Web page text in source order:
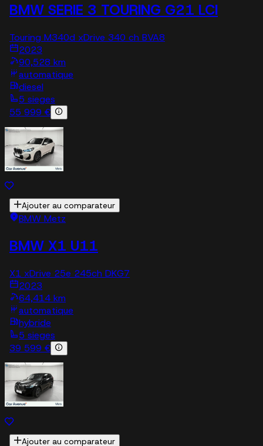
BMW SERIE 3 TOURING G21 LCI
Touring M340d xDrive 340 ch BVA8
2023
90,528 km
automatique
diesel
5 sieges
55 999 €
Ajouter au comparateur
BMW Metz
BMW X1 U11
X1 xDrive 25e 245ch DKG7
2023
64,414 km
automatique
hybride
5 sieges
39 599 €
Ajouter au comparateur